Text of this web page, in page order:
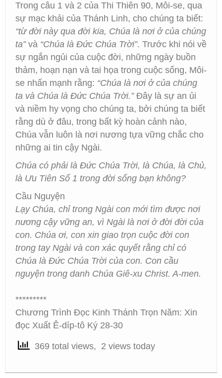
Trong câu 1 và 2 của Thi Thiên 90, Môi-se, qua
sự mạc khải của Thánh Linh, cho chúng ta biết:
“từ đời này qua đời kia, Chúa là nơi ở của chúng
ta”và “Chúa là Đức Chúa Trời”. Trước khi nói về
sự ngắn ngủi của cuộc đời, những ngày buồn
thảm, hoạn nạn và tai họa trong cuộc sống, Môi-
se nhấn mạnh rằng: “Chúa là nơi ở của chúng
ta và Chúa là Đức Chúa Trời.”Đây là sự an ủi
và niềm hy vọng cho chúng ta, bởi chúng ta biết
rằng dù ở đâu, trong bất kỳ hoàn cảnh nào,
Chúa vẫn luôn là nơi nương tựa vững chắc cho
những ai tin cậy Ngài.
Chúa có phải là Đức Chúa Trời, là Chúa, là Chủ,
là Ưu Tiên Số 1 trong đời sống bạn không?
Cầu Nguyện
Lạy Chúa, chỉ trong Ngài con mới tìm được nơi
nương cậy vững an, vì Ngài là nơi ở đời đời của
con. Chúa ơi, con xin giao trọn cuộc đời con
trong tay Ngài và con xác quyết rằng chỉ có
Chúa là Đức Chúa Trời của con. Con cầu
nguyện trong danh Chúa Giê-xu Christ. A-men.
*********
Chương Trình Đọc Kinh Thánh Trọn Năm: Xin
đọc Xuất Ê-díp-tô Ký 28-30
369 total views, 2 views today